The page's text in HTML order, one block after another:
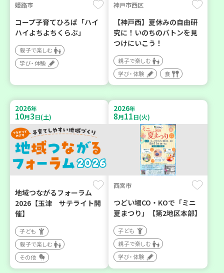
姫路市
コープ子育てひろば「ハイ
ハイよちよちくらぶ」
親子で楽しむ
学び・体験
神戸市西区
【神戸西】夏休みの自由研
究に！いのちのバトンを見
つけにいこう！
親子で楽しむ
学び・体験
食
2026年
10月3日(土)
地域つながるフォーラム
2026【玉津 サテライト開
催】
子ども
親子で楽しむ
その他
2026年
8月11日(火)
西宮市
つどい場CO・KOで「ミニ
夏まつり」【第2地区本部】
子ども
親子で楽しむ
学び・体験